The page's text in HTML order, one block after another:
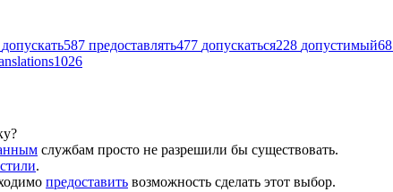
допускать587 предоставлять477 допускаться228 допустимый68
1026
службам просто не разрешили бы существовать.
.
предоставить возможность сделать этот выбор.